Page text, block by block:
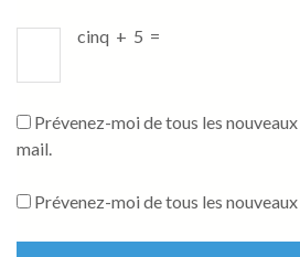
cinq + 5 =
Prévenez-moi de tous les
mail.
Prévenez-moi de tous les